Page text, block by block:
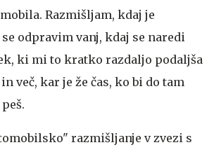
Razmišljam, kdaj je
odpravim vanj, kdaj se naredi
ki mi to kratko razdaljo podaljša
več, kar je že čas, ko bi do tam
razmišljanje v zvezi s